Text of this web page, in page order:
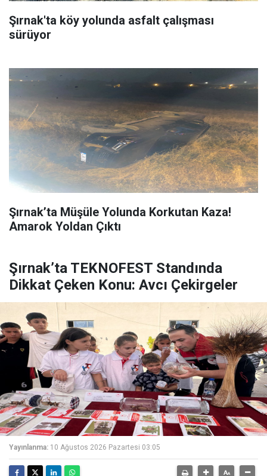
Şırnak'ta köy yolunda asfalt çalışması
sürüyor
Şırnak’ta Müşüle Yolunda Korkutan Kaza!
Amarok Yoldan Çıktı
Şırnak’ta TEKNOFEST Standında
Dikkat Çeken Konu: Avcı Çekirgeler
Yayınlanma: 10 Ağustos 2026 Pazartesi 03:05